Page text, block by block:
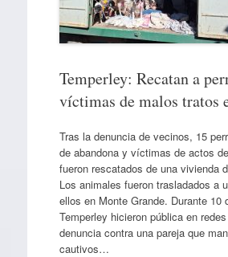
Temperley: Recatan a
víctimas de malos tratos
Tras la denuncia de vecinos, 15
de abandona y víctimas de actos
fueron rescatados de una vivienda
Los animales fueron trasladados a
ellos en Monte Grande. Durante 10
Temperley hicieron pública en
denuncia contra una pareja que
cautivos…